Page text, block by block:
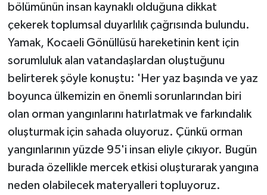
bölümünün insan kaynaklı olduğuna dikkat
çekerek toplumsal duyarlılık çağrısında bulundu.
Yamak, Kocaeli Gönüllüsü hareketinin kent için
sorumluluk alan vatandaşlardan oluştuğunu
belirterek şöyle konuştu: 'Her yaz başında ve yaz
boyunca ülkemizin en önemli sorunlarından biri
olan orman yangınlarını hatırlatmak ve farkındalık
oluşturmak için sahada oluyoruz. Çünkü orman
yangınlarının yüzde 95'i insan eliyle çıkıyor. Bugün
burada özellikle mercek etkisi oluşturarak yangına
neden olabilecek materyalleri topluyoruz.